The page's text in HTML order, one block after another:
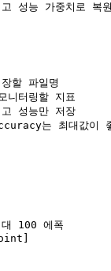
성능 가중치로 복
할 파일명
니터링할 지표
성능만 저장
는 최대값이
100 에폭